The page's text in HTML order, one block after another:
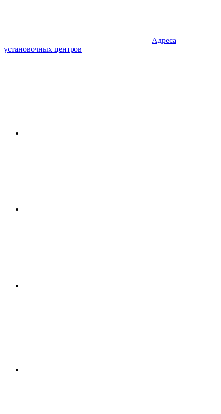
Адреса
установочных центров